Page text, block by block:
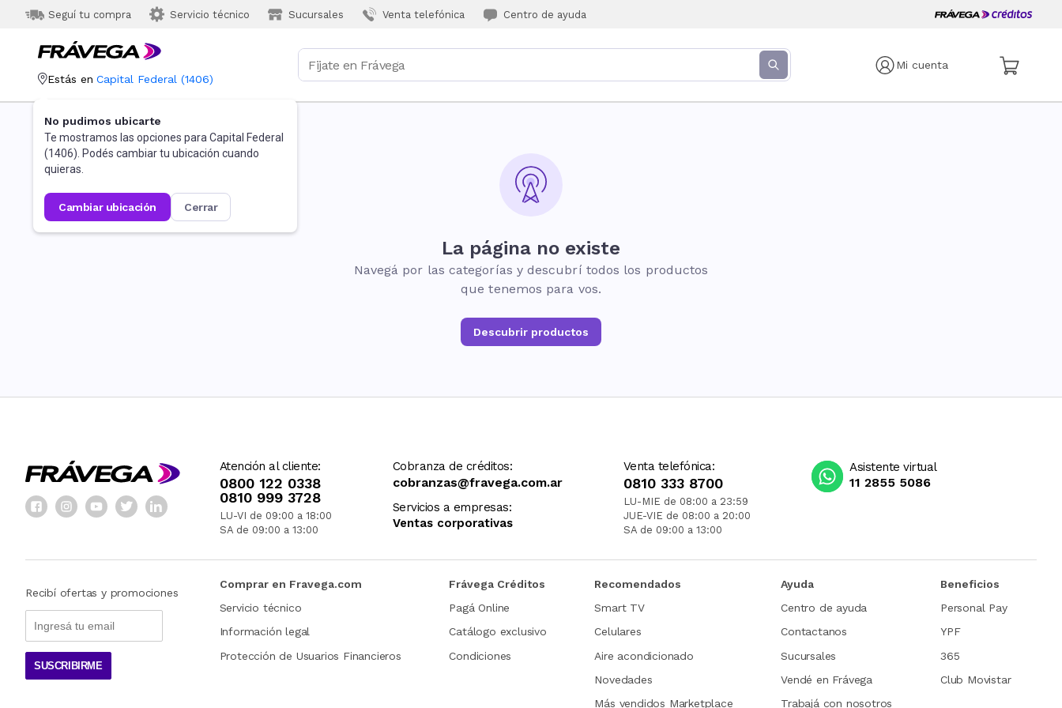
Seguí tu compra Servicio técnico Sucursales Venta telefónica Centro de ayuda
Mi cuenta
Estás en Capital Federal (1406)
No pudimos ubicarte
Te mostramos las opciones para Capital Federal
(1406). Podés cambiar tu ubicación cuando
quieras.
cambiar ubicación cerrar
La página no existe
Navegá por las categorías y descubrí todos los productos
que tenemos para vos.
Descubrir productos
Atención al cliente:
0800 122 0338
0810 999 3728
LU-VI de 09:00 a 18:00
SA de 09:00 a 13:00
Cobranza de créditos:
cobranzas@fravega.com.ar
Servicios a empresas:
Ventas corporativas
Venta telefónica:
0810 333 8700
LU-MIE de 08:00 a 23:59
JUE-VIE de 08:00 a 20:00
SA de 09:00 a 13:00
Asistente virtual
11 2855 5086
Recibí ofertas y promociones
SUSCRIBIRME
Comprar en Fravega.com
Servicio técnico
Información legal
Protección de Usuarios Financieros
Frávega Créditos
Pagá Online
Catálogo exclusivo
Condiciones
Recomendados
Smart TV
Celulares
Aire acondicionado
Novedades
Más vendidos Marketplace
Ayuda
Centro de ayuda
Contactanos
Sucursales
Vendé en Frávega
Trabajá con nosotros
Beneficios
Personal Pay
YPF
365
Club Movistar